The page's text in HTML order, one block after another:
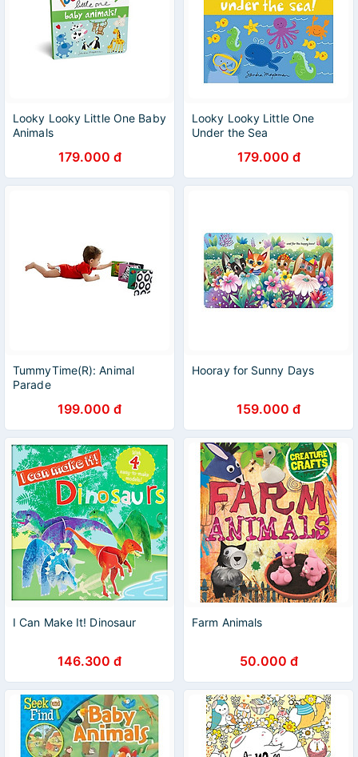
Looky Looky Little One Baby
Animals
179.000 đ
Looky Looky Little One
Under the Sea
179.000 đ
TummyTime(R): Animal
Parade
199.000 đ
Hooray for Sunny Days
159.000 đ
I Can Make It! Dinosaur
146.300 đ
Farm Animals
50.000 đ